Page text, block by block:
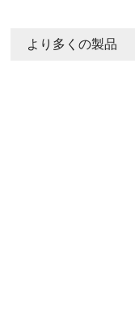
より多くの製品